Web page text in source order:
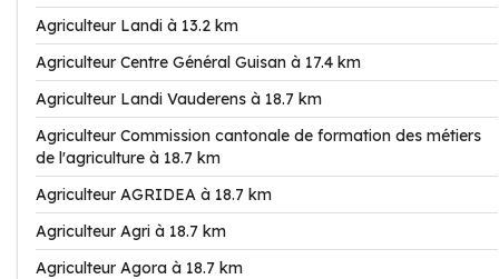
Agriculteur Landi à 13.2 km
Agriculteur Centre Général Guisan à 17.4 km
Agriculteur Landi Vauderens à 18.7 km
Agriculteur Commission cantonale de formation des métiers
de l'agriculture à 18.7 km
Agriculteur AGRIDEA à 18.7 km
Agriculteur Agri à 18.7 km
Agriculteur Agora à 18.7 km